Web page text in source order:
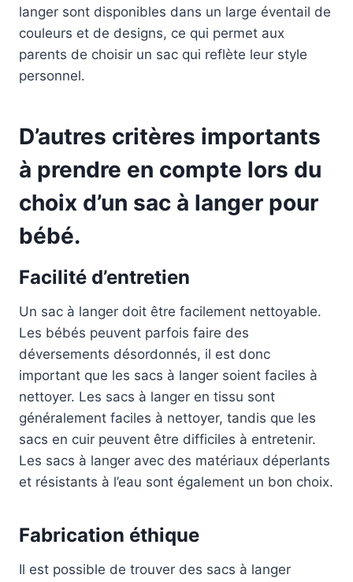
langer sont disponibles dans un large éventail de
couleurs et de designs, ce qui permet aux
parents de choisir un sac qui reflète leur style
personnel.
D’autres critères importants
à prendre en compte lors du
choix d’un sac à langer pour
bébé.
Facilité d’entretien
Un sac à langer doit être facilement nettoyable.
Les bébés peuvent parfois faire des
déversements désordonnés, il est donc
important que les sacs à langer soient faciles à
nettoyer. Les sacs à langer en tissu sont
généralement faciles à nettoyer, tandis que les
sacs en cuir peuvent être difficiles à entretenir.
Les sacs à langer avec des matériaux déperlants
et résistants à l’eau sont également un bon choix.
Fabrication éthique
Il est possible de trouver des sacs à langer